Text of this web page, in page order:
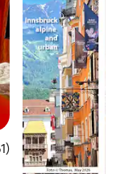
分（满分 5 分），